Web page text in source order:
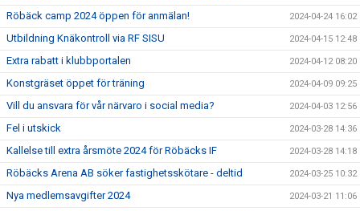
Röbäck camp 2024 öppen för anmälan! 2024-04-24 16:02
Utbildning Knäkontroll via RF SISU 2024-04-15 12:48
Extra rabatt i klubbportalen 2024-04-12 08:20
Konstgräset öppet för träning 2024-04-09 09:25
Vill du ansvara för vår närvaro i social media? 2024-04-03 12:56
Fel i utskick 2024-03-28 14:36
Kallelse till extra årsmöte 2024 för Röbäcks IF 2024-03-28 14:18
Röbäcks Arena AB söker fastighetsskötare - deltid 2024-03-25 10:32
Nya medlemsavgifter 2024 2024-03-21 11:06